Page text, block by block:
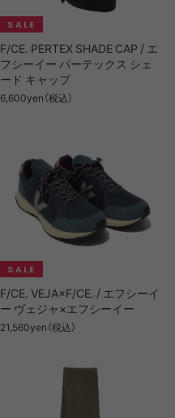
F/CE. PERTEX SHADE CAP / エ
フシーイー パーテックス シェ
ード キャップ
6,600yen（税込）
F/CE. VEJA×F/CE. / エフシーイ
ー ヴェジャ×エフシーイー
21,560yen（税込）